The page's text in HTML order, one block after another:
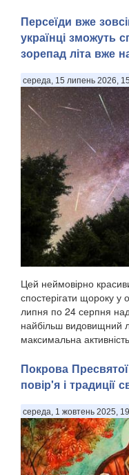
Персеїди вже
українці зможуть
зорепад літа вже
середа, 15 липень 2026,
Цей неймовірно
спостерігати щороку у
липня по 24 серпня
найбільш видовищний
максимальна
Покрова
повір'я і традиції
середа, 1 жовтень 2025,